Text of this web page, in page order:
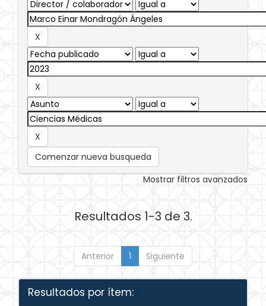
Comenzar nueva busqueda
Mostrar filtros avanzados
Resultados 1-3 de 3.
Anterior 1 Siguiente
Resultados por ítem: